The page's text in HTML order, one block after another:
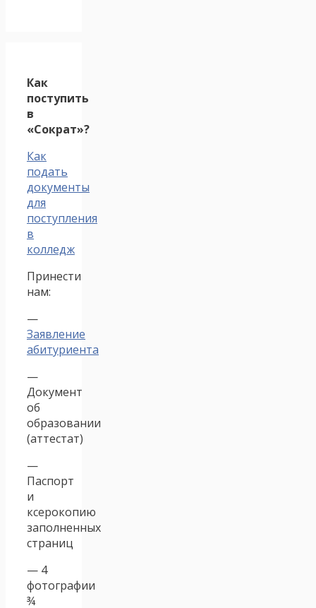
Как
поступить
в
«Сократ»?
Как
подать
документы
для
поступления
в
колледж
Принести
нам:
—
Заявление
абитуриента
—
Документ
об
образовании
(аттестат)
—
Паспорт
и
ксерокопию
заполненных
страниц
— 4
фотографии
¾